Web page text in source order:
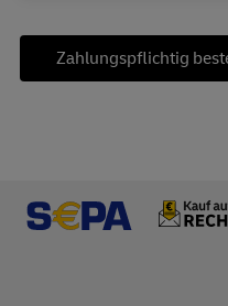
Zahlungspflichtig